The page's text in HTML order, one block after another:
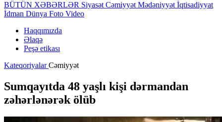
BÜTÜN XƏBƏRLƏR Siyasət Cəmiyyət Mədəniyyət İqtisadiyyat
İdman Dünya Foto Video
Haqqımızda
Əlaqə
Peşə etikası
KateqoriyalarCəmiyyət
Sumqayıtda 48 yaşlı kişi dərmandan
zəhərlənərək ölüb